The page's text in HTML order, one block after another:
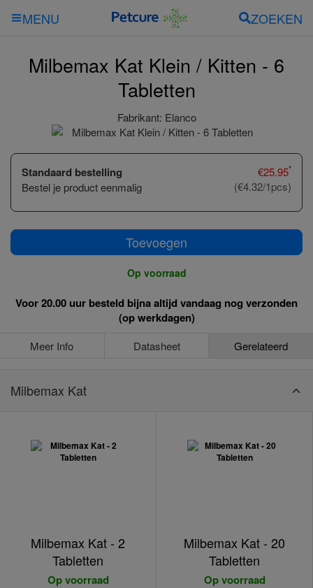
MENU ZOEKEN
Milbemax Kat Klein / Kitten - 6
Tabletten
Fabrikant: Elanco
Standaard bestelling
Bestel je product eenmalig
€25.95*
(€4.32/1pcs)
Toevoegen
Op voorraad
Voor 20.00 uur besteld bijna altijd vandaag nog verzonden
(op werkdagen)
Meer Info Datasheet Gerelateerd
Milbemax Kat
Milbemax Kat - 2
Tabletten
Op voorraad
Milbemax Kat - 20
Tabletten
Op voorraad